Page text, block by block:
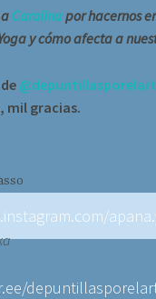
Carolinapor hacernos
y cómo afecta a
mil gracias.